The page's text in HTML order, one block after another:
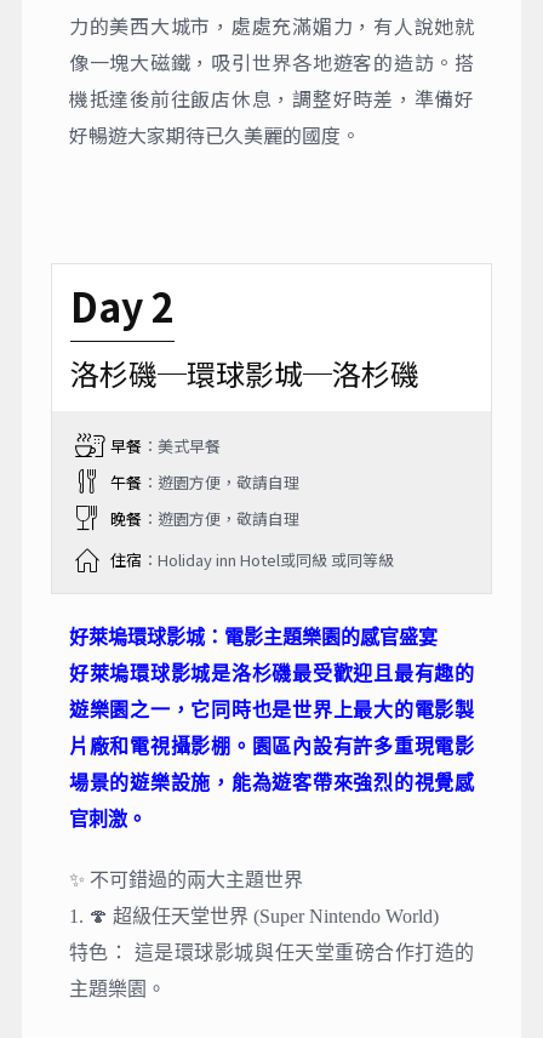
力的美西大城市，處處充滿媚力，有人說她就
像一塊大磁鐵，吸引世界各地遊客的造訪。搭
機抵達後前往飯店休息，調整好時差，準備好
好暢遊大家期待已久美麗的國度。
Day 2
洛杉磯─環球影城─洛杉磯
早餐：美式早餐
午餐：遊園方便，敬請自理
晚餐：遊園方便，敬請自理
住宿 ：Holiday inn Hotel或同級 或同等級
好萊塢環球影城：電影主題樂園的感官盛宴
好萊塢環球影城是洛杉磯最受歡迎且最有趣的
遊樂園之一，它同時也是世界上最大的電影製
片廠和電視攝影棚。園區內設有許多重現電影
場景的遊樂設施，能為遊客帶來強烈的視覺感
官刺激。
✨ 不可錯過的兩大主題世界
1. 🍄 超級任天堂世界 (Super Nintendo World)
特色： 這是環球影城與任天堂重磅合作打造的
主題樂園。